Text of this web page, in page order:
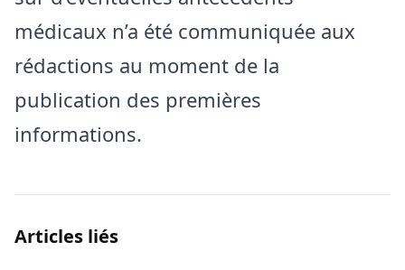
médicaux n’a été communiquée aux
rédactions au moment de la
publication des premières
informations.
Articles liés